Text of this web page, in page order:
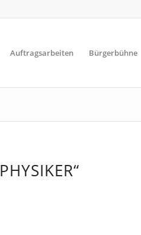
Auftragsarbeiten Bürgerbühne